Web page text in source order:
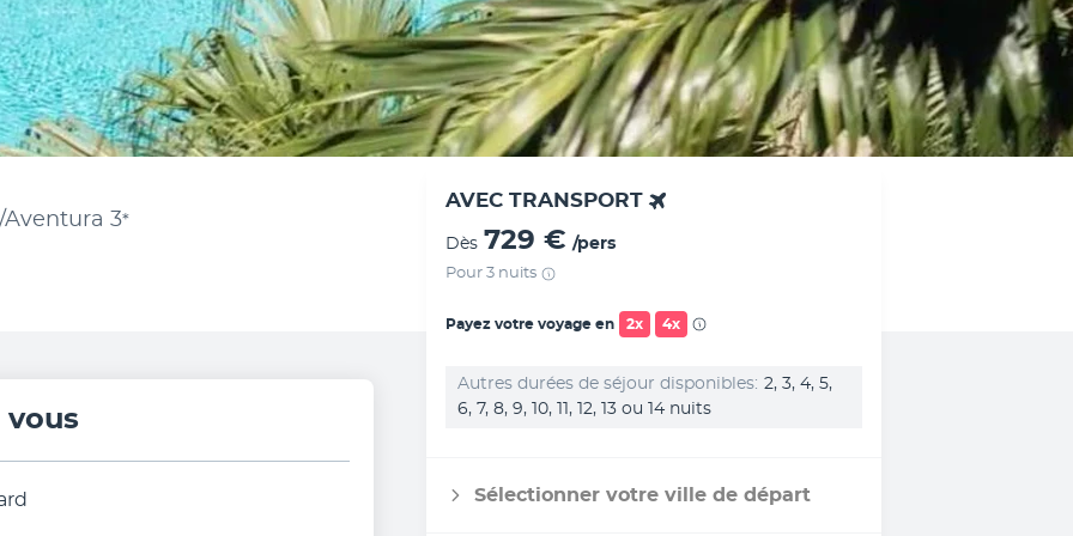
3*
AVEC TRANSPORT
Dès 729 € /pers
Pour 3 nuits
Payez votre voyage en 2x 4x
Autres durées de séjour disponibles 2, 3, 4, 5,
6, 7, 8, 9, 10, 11, 12, 13 ou 14 nuits
Sélectionner votre ville de départ
vous